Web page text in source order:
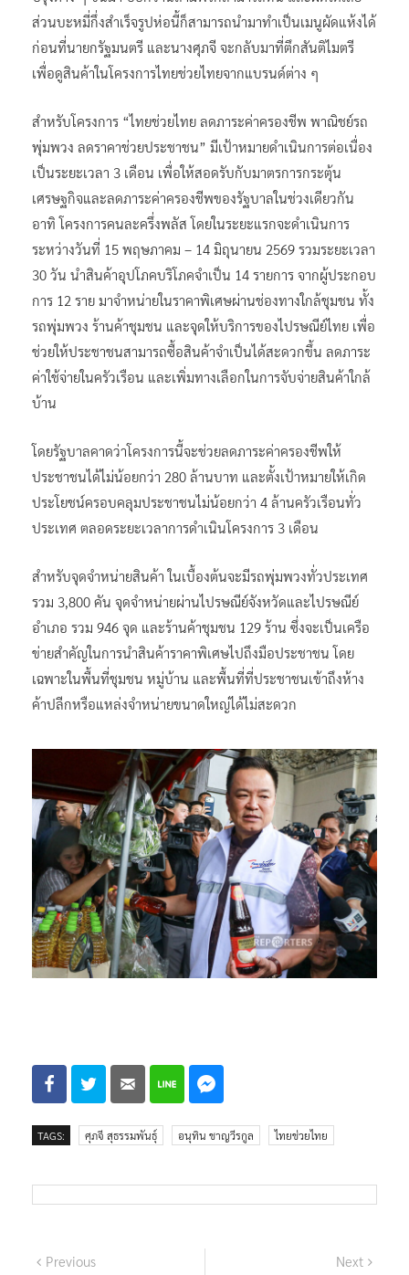
ส่วนบะหมี่กึ่งสำเร็จรูปห่อนี้ก็สามารถนำมาทำเป็นเมนูผัดแห้งได้
ก่อนที่นายกรัฐมนตรี และนางศุภจี จะกลับมาที่ตึกสันติไมตรี
เพื่อดูสินค้าในโครงการไทยช่วยไทยจากแบรนด์ต่าง ๆ
สำหรับโครงการ “ไทยช่วยไทย ลดภาระค่าครองชีพ พาณิชย์รถ
พุ่มพวง ลดราคาช่วยประชาชน” มีเป้าหมายดำเนินการต่อเนื่อง
เป็นระยะเวลา 3 เดือน เพื่อให้สอดรับกับมาตรการกระตุ้น
เศรษฐกิจและลดภาระค่าครองชีพของรัฐบาลในช่วงเดียวกัน
อาทิ โครงการคนละครึ่งพลัส โดยในระยะแรกจะดำเนินการ
ระหว่างวันที่ 15 พฤษภาคม – 14 มิถุนายน 2569 รวมระยะเวลา
30 วัน นำสินค้าอุปโภคบริโภคจำเป็น 14 รายการ จากผู้ประกอบ
การ 12 ราย มาจำหน่ายในราคาพิเศษผ่านช่องทางใกล้ชุมชน ทั้ง
รถพุ่มพวง ร้านค้าชุมชน และจุดให้บริการของไปรษณีย์ไทย เพื่อ
ช่วยให้ประชาชนสามารถซื้อสินค้าจำเป็นได้สะดวกขึ้น ลดภาระ
ค่าใช้จ่ายในครัวเรือน และเพิ่มทางเลือกในการจับจ่ายสินค้าใกล้
บ้าน
โดยรัฐบาลคาดว่าโครงการนี้จะช่วยลดภาระค่าครองชีพให้
ประชาชนได้ไม่น้อยกว่า 280 ล้านบาท และตั้งเป้าหมายให้เกิด
ประโยชน์ครอบคลุมประชาชนไม่น้อยกว่า 4 ล้านครัวเรือนทั่ว
ประเทศ ตลอดระยะเวลาการดำเนินโครงการ 3 เดือน
สำหรับจุดจำหน่ายสินค้า ในเบื้องต้นจะมีรถพุ่มพวงทั่วประเทศ
รวม 3,800 คัน จุดจำหน่ายผ่านไปรษณีย์จังหวัดและไปรษณีย์
อำเภอ รวม 946 จุด และร้านค้าชุมชน 129 ร้าน ซึ่งจะเป็นเครือ
ข่ายสำคัญในการนำสินค้าราคาพิเศษไปถึงมือประชาชน โดย
เฉพาะในพื้นที่ชุมชน หมู่บ้าน และพื้นที่ที่ประชาชนเข้าถึงห้าง
ค้าปลีกหรือแหล่งจำหน่ายขนาดใหญ่ได้ไม่สะดวก
TAGS: ศุภจี สุธรรมพันธุ์ อนุทิน ชาญวีรกูล ไทยช่วยไทย
แนะแนว
PreviousPrevious
Next